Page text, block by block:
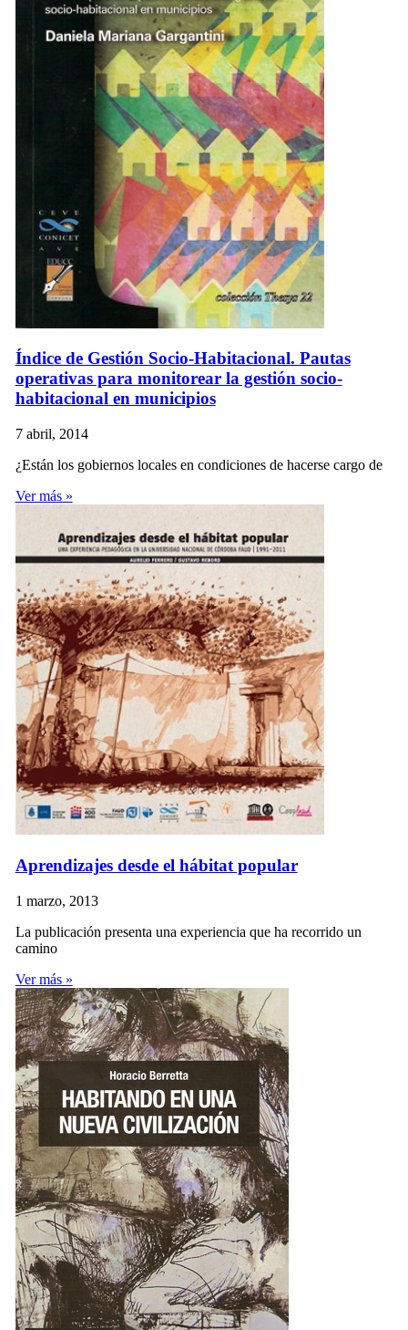
Índice de Gestión Socio-Habitacional. Pautas
operativas para monitorear la gestión socio-
habitacional en municipios
7 abril, 2014
¿Están los gobiernos locales en condiciones de hacerse cargo de
Ver más »
Aprendizajes desde el hábitat popular
1 marzo, 2013
La publicación presenta una experiencia que ha recorrido un
camino
Ver más »